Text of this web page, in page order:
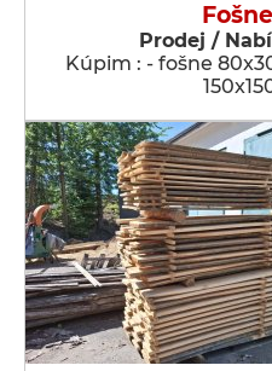
Prodej /
Kúpim : - fošne